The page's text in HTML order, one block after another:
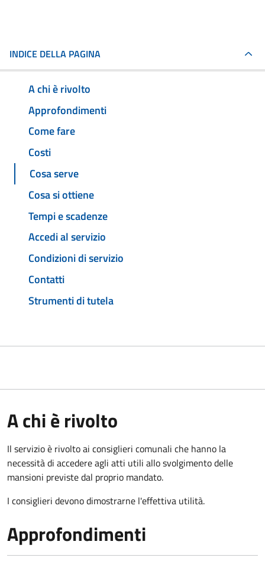
INDICE DELLA PAGINA
A chi è rivolto
Approfondimenti
Come fare
Costi
Cosa serve
Cosa si ottiene
Tempi e scadenze
Accedi al servizio
Condizioni di servizio
Contatti
Strumenti di tutela
A chi è rivolto
Il servizio è rivolto ai consiglieri comunali che hanno la
necessità di accedere agli atti utili allo svolgimento delle
mansioni previste dal proprio mandato.
I consiglieri devono dimostrarne l'effettiva utilità.
Approfondimenti